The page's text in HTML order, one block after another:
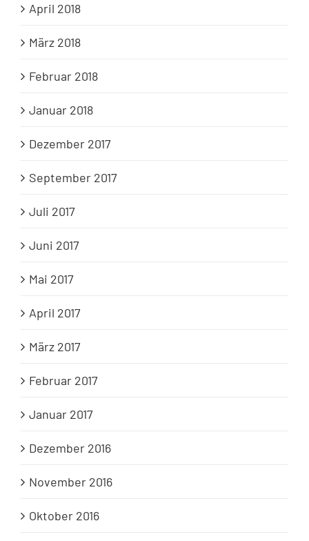
April 2018
März 2018
Februar 2018
Januar 2018
Dezember 2017
September 2017
Juli 2017
Juni 2017
Mai 2017
April 2017
März 2017
Februar 2017
Januar 2017
Dezember 2016
November 2016
Oktober 2016